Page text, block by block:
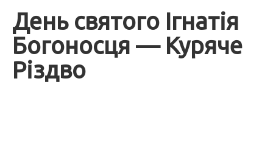
День святого Ігнатія
Богоносця — Куряче
Різдво